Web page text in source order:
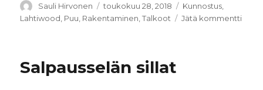
Kirjoittaja
Sauli Hirvonen Julkaistu
toukokuu 28, 2018 Kategoriat
Kunnostus
Lahtiwood Puu Rakentaminen ,Talkoot Jätä kommentti
Salpausselän sillat